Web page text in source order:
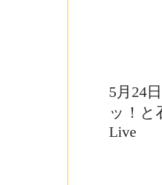
5月24
ッ！と
Live